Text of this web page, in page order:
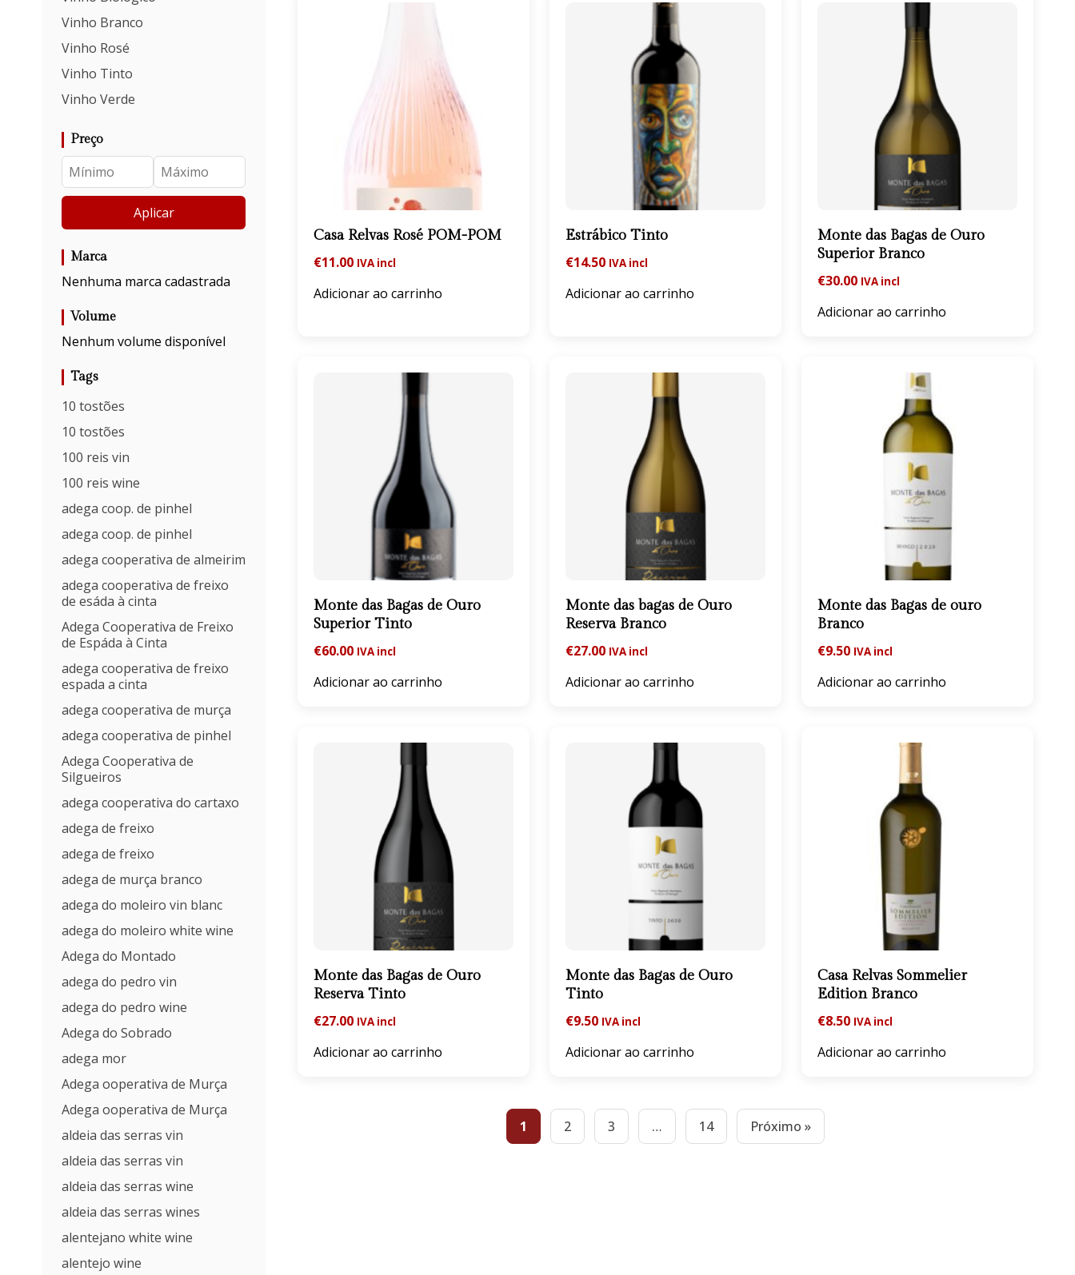
Vinho Branco
Vinho Rosé
Vinho Tinto
Vinho Verde
Preço
Aplicar
Marca
Nenhuma marca cadastrada
Volume
Nenhum volume disponível
Tags
10 tostões
10 tostões
100 reis vin
100 reis wine
adega coop. de pinhel
adega coop. de pinhel
adega cooperativa de almeirim
adega cooperativa de freixo
de esáda à cinta
Adega Cooperativa de Freixo
de Espáda à Cinta
adega cooperativa de freixo
espada a cinta
adega cooperativa de murça
adega cooperativa de pinhel
Adega Cooperativa de
Silgueiros
adega cooperativa do cartaxo
adega de freixo
adega de freixo
adega de murça branco
adega do moleiro vin blanc
adega do moleiro white wine
Adega do Montado
adega do pedro vin
adega do pedro wine
Adega do Sobrado
adega mor
Adega ooperativa de Murça
Adega ooperativa de Murça
aldeia das serras vin
aldeia das serras vin
aldeia das serras wine
aldeia das serras wines
alentejano white wine
alentejo wine
Casa Relvas Rosé POM-POM
€11.00 IVA incl
Adicionar ao carrinho
Estrábico Tinto
€14.50 IVA incl
Adicionar ao carrinho
Monte das Bagas de Ouro
Superior Branco
€30.00 IVA incl
Adicionar ao carrinho
Monte das Bagas de Ouro
Superior Tinto
€60.00 IVA incl
Adicionar ao carrinho
Monte das bagas de Ouro
Reserva Branco
€27.00 IVA incl
Adicionar ao carrinho
Monte das Bagas de ouro
Branco
€9.50 IVA incl
Adicionar ao carrinho
Monte das Bagas de Ouro
Reserva Tinto
€27.00 IVA incl
Adicionar ao carrinho
Monte das Bagas de Ouro
Tinto
€9.50 IVA incl
Adicionar ao carrinho
Casa Relvas Sommelier
Edition Branco
€8.50 IVA incl
Adicionar ao carrinho
1 2 3 … 14 Próximo »